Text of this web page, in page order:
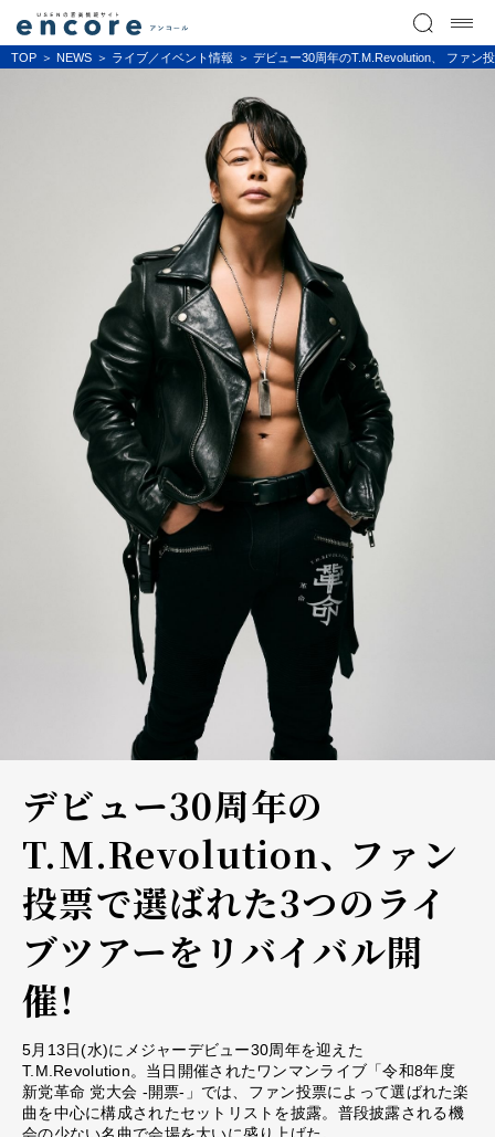
TOP NEWS ライブ／イベント情報 デビュー30周年のT.M.Revolution、 ファン
デビュー30周年の
T.M.Revolution、 ファン
投票で選ばれた3つのライ
ブツアーをリバイバル開
催！
5月13日(水)にメジャーデビュー30周年を迎えた
T.M.Revolution。当日開催されたワンマンライブ「令和8年度
新党革命 党大会 -開票-」では、ファン投票によって選ばれた楽
曲を中心に構成されたセットリストを披露。普段披露される機